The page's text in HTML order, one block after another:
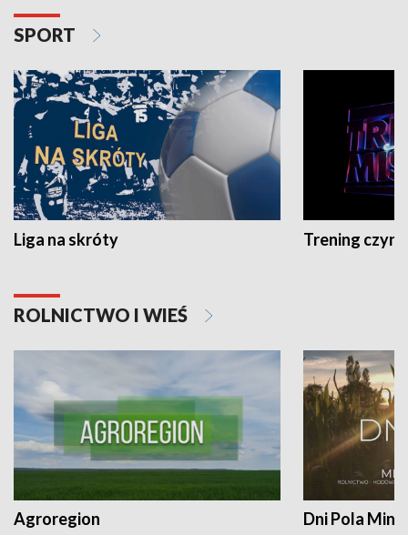
SPORT
Liga na skróty Trening czyni
ROLNICTWO I WIEŚ
Agroregion Dni Pola